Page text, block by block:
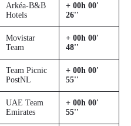
Arkéa-B&B
Hotels
+ 00h 00'
26''
Movistar
Team
+ 00h 00'
48''
Team Picnic
PostNL
+ 00h 00'
55''
UAE Team
Emirates
+ 00h 00'
55''